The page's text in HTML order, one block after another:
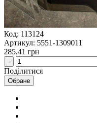
Код: 113124
Артикул: 5551-1309011
285,41 грн
Поділитися
Обране